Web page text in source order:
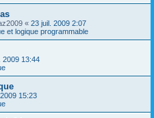
« 23 juil. 2009 2:07
et logique programmable
2009 13:44
15:23